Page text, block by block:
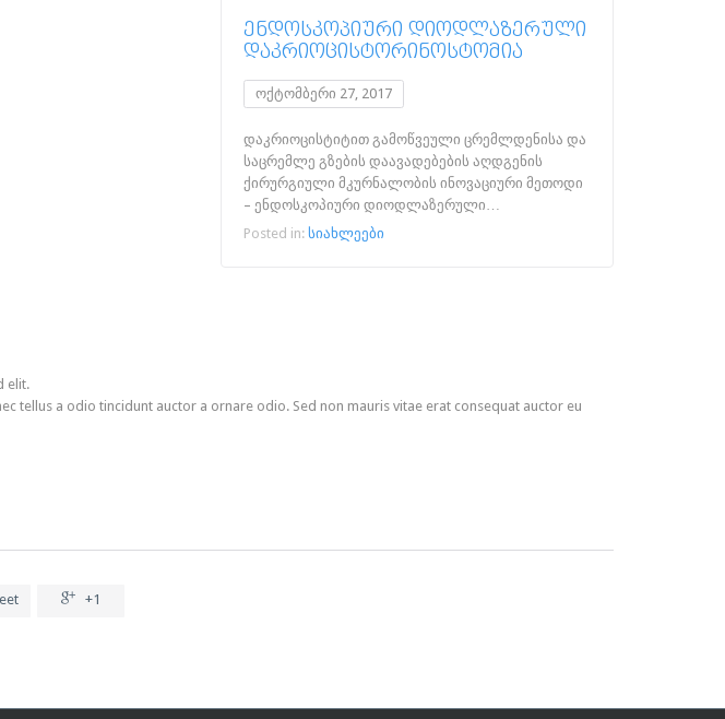
ᲔᲜᲓᲝᲡᲙᲝᲞᲘᲣᲠᲘ ᲓᲘᲝᲓᲚᲐᲖᲔᲠᲣᲚᲘ
ᲓᲐᲙᲠᲘᲝᲪᲘᲡᲢᲝᲠᲘᲜᲝᲡᲢᲝᲛᲘᲐ
ოქტომბერი 27, 2017
დაკრიოცისტიტით გამოწვეული ცრემლდენისა და
საცრემლე გზების დაავადებების აღდგენის
ქირურგიული მკურნალობის ინოვაციური მეთოდი
– ენდოსკოპიური დიოდლაზერული…
Posted in: სიახლეები
elit.
tellus a odio tincidunt auctor a ornare odio. Sed non mauris vitae erat consequat auctor eu
 +1